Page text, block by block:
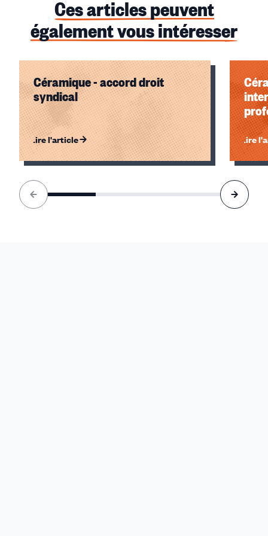
Ces articles peuvent
également vous intéresser
Céramique - accord droit
syndical
Lire l'article Lire